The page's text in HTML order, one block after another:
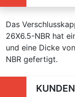
Das
26X6.5-NBR hat
und eine Dicke
NBR gefertigt.